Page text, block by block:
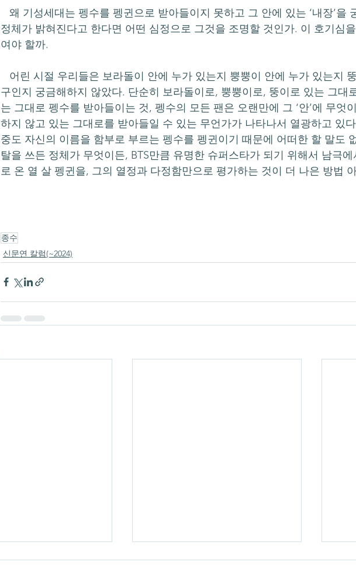
정체가 밝혀진다고 한다면 어떤 심정으로 그것을 조명할 것인가. 이 호기심
여야 할까.
구인지 궁금해하지 않았다. 단순히 보라돌이로, 뿡뿡이로, 뚱이로 있는 그대
는 그대로 펭수를 받아들이는 것, 펭수의 모든 팬은 오랜만에 그 ‘안’에 무엇
하지 않고 있는 그대로를 받아들일 수 있는 무언가가 나타나서 열광하고 있
중도 자신의 이름을 함부로 부르는 펭수를 펭귄이기 때문에 어떠한 할 말도
탈을 쓰든 정체가 무엇이든, BTS만큼 유명한 슈퍼스타가 되기 위해서 남극
로 온 열 살 펭귄을, 그의 열정과 다정함만으로 평가하는 것이 더 나은 방법
종수
신문연 칼럼(~2024)